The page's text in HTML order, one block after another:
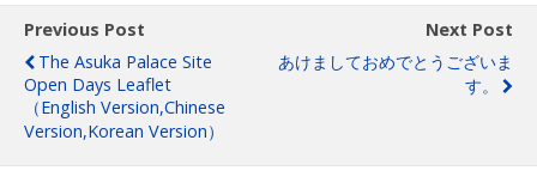
Previous Post
The Asuka Palace Site
Open Days Leaflet
（English Version,Chinese
Version,Korean Version）
Next Post
あけましておめでとうございま
す。